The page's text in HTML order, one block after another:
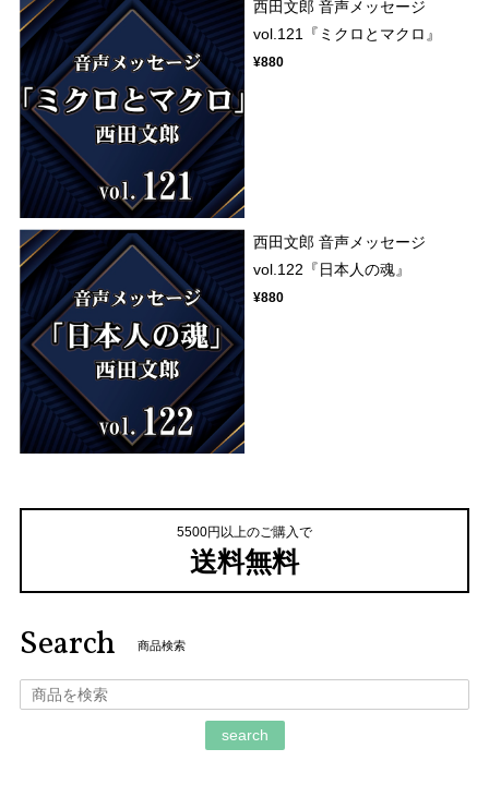
西田文郎 音声メッセージ
vol.121『ミクロとマクロ』
¥880
西田文郎 音声メッセージ
vol.122『日本人の魂』
¥880
5500円以上のご購入で
送料無料
Search 商品検索
search